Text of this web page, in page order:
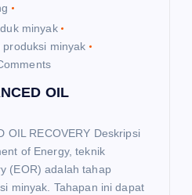
minyak
minyak
OIL
OIL RECOVERY Deskripsi
of Energy, teknik
(EOR) adalah tahap
minyak. Tahapan ini dapat